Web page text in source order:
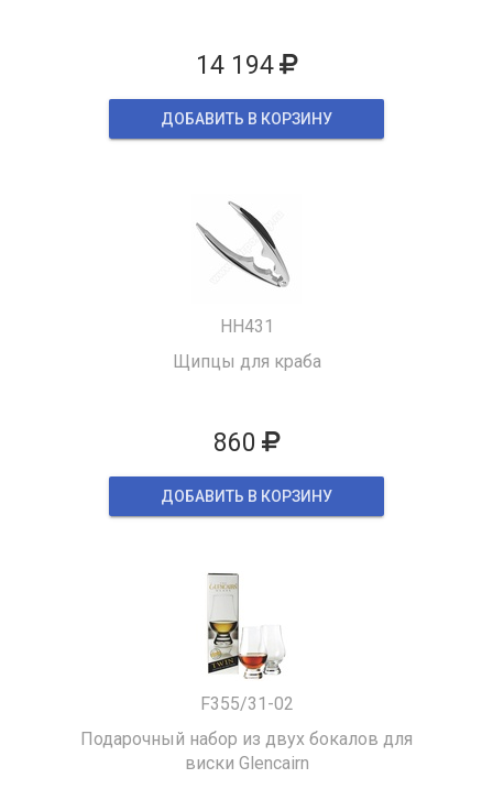
14 194
ДОБАВИТЬ В КОРЗИНУ
HH431
Щипцы для краба
860
ДОБАВИТЬ В КОРЗИНУ
F355/31-02
Подарочный набор из двух бокалов для
виски Glencairn